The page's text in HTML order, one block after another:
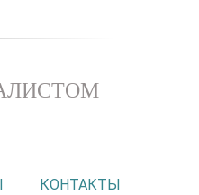
КОНТАКТЫ